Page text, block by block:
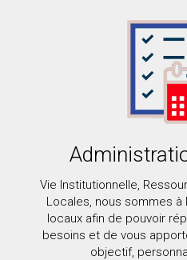
Vie Institutionnelle,
Locales, nous sommes
locaux afin de pouvoir
besoins et de vous
objectif,